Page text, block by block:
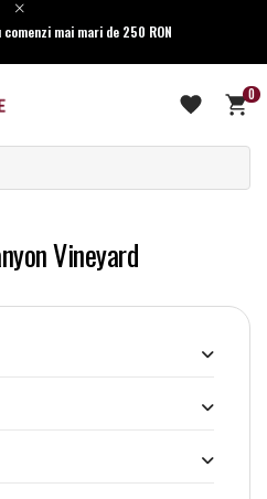
mai mari de 250 RON
0
Vineyard